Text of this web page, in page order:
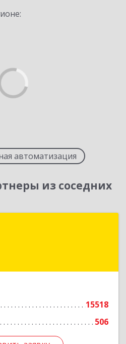
автоматизация
из соседних
15518
506
обл, Новосибирск г,